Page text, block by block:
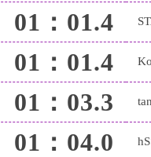
01：01.4
01：01.4
01：03.3
01：04.0